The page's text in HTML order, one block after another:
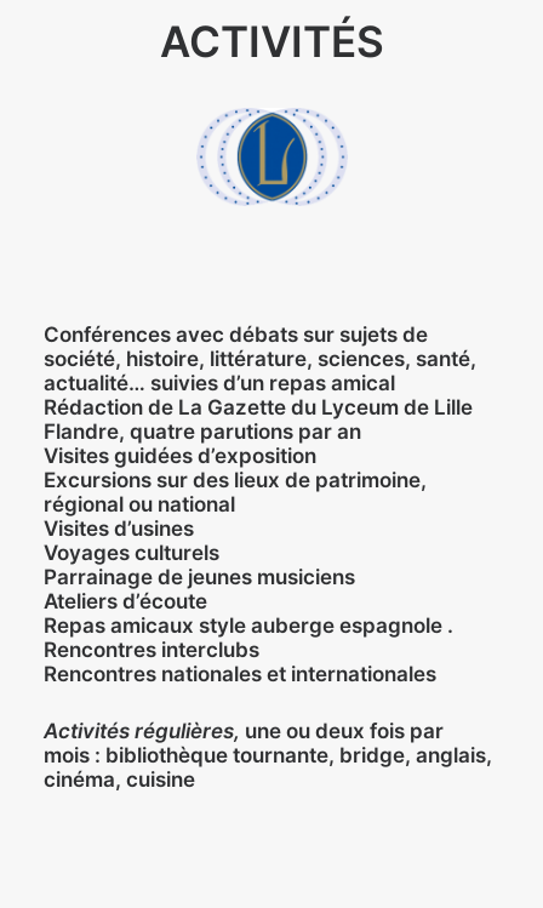
ACTIVITÉS
Conférences avec débats sur sujets de
société, histoire, littérature, sciences, santé,
actualité… suivies d’un repas amical
Rédaction de La Gazette du Lyceum de Lille
Flandre, quatre parutions par an
Visites guidées d’exposition
Excursions sur des lieux de patrimoine,
régional ou national
Visites d’usines
Voyages culturels
Parrainage de jeunes musiciens
Ateliers d’écoute
Repas amicaux style auberge espagnole .
Rencontres interclubs
Rencontres nationales et internationales
Activités régulières, une ou deux fois par
mois : bibliothèque tournante, bridge, anglais,
cinéma, cuisine